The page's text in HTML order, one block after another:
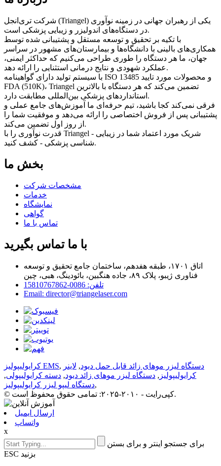
شرکت تری‌انجل (Triangel) یکی از رهبران جهانی در زمینه نوآوری
در دستگاه‌های اندولیزر و زیبایی پزشکی است.
با تکیه بر تحقیق و توسعه مستقل و پشتیبانی شده توسط
همکاری‌های بالینی با دانشگاه‌ها و بیمارستان‌های مشهور در سراسر
جهان، ما هر دستگاه را طوری طراحی می‌کنیم که حداکثر ایمنی،
عملکرد شهودی و نتایج درمانی استثنایی را ارائه دهد.
با سیستم تولید دارای گواهینامه ISO 13485 و محصولات مورد تایید
FDA (510K)، Triangel تضمین می‌کند که هر دستگاه با بالاترین
استانداردهای پزشکی بین‌المللی مطابقت دارد.
فرقی نمی‌کند کجا باشید، تیم حرفه‌ای ما آموزش‌های جامع عملی و
پشتیبانی پس از فروش اختصاصی را ارائه می‌دهد و موفقیت شما را
از روز اول تضمین می‌کند.
قدرت نوآوری را با Triangel - شریک مورد اعتماد شما در زیبایی
شناسی پزشکی - کشف کنید.
بخش ما
مشخصات شرکت
خدمات
نمایشگاه
گواهی
تماس با ما
با ما تماس بگیرید
اتاق ۱۷۰۱، طبقه هفدهم، ساختمان جامع تحقیق و توسعه
فناوری ژیبو، پلاک ۸۹، جاده هنگبین، بائودینگ، هبی، چین
تلفن: 0086-15810767862
Email: director@triangelaser.com
کرایولیپولیز EMS, دستگاه لیزر موهای زائد قابل حمل دیود, لاینر
کرایولیپولیز , دستگاه لیزر موهای زائد دیود, دسته کرایولیپولی,
دستگاه لیپو لیزر کرایولیپولیز,
© کپی‌رایت - ۲۰۱۰-۲۰۲۵: تمامی حقوق محفوظ است.
ارسال ایمیل
واتساپ
x
برای جستجو اینتر و برای بستن
ESC بزنید